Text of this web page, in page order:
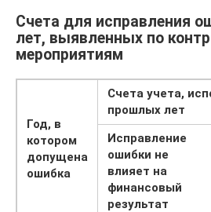
Счета для исправления
лет, выявленных по
мероприятиям
Год, в
котором
допущена
ошибка
Счета учета,
прошлых лет
Исправление
ошибки не
влияет на
финансовый
результат